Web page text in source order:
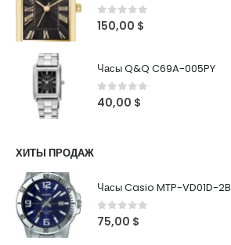
0out of 5
150,00 $
Часы Q&Q C69A-005PY
0 out of 5
40,00 $
ХИТЫ ПРОДАЖ
Часы Casio MTP-VD01D-2B
0out of 5
75,00 $